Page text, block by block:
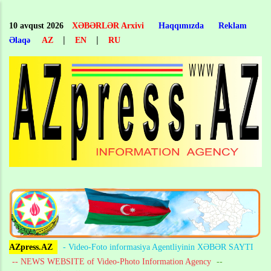
main
content
10 avqust 2026 XƏBƏRLƏR Arxivi Haqqımızda
Reklam
Əlaqə
AZ | EN | RU
AZpress.AZ
- Video-Foto informasiya Agentliyinin XƏBƏR SAYTI
-- NEWS WEBSITE of Video-Photo Information Agency --